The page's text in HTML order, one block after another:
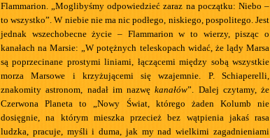
Flammarion. „Moglibyśmy odpowiedzieć zaraz na początku: Niebo –
to wszystko”. W niebie nie ma nic podłego, niskiego, pospolitego. Jest
jednak wszechobecne życie – Flammarion w to wierzy, pisząc o
kanałach na Marsie: „W potężnych teleskopach widać, że lądy Marsa
są poprzecinane prostymi liniami, łączącemi między sobą wszystkie
morza Marsowe i krzyżującemi się wzajemnie. P. Schiaperelli,
znakomity astronom, nadał im nazwękanałów”. Dalej czytamy, że
Czerwona Planeta to „Nowy Świat, którego żaden Kolumb nie
dosięgnie, na którym mieszka przecież bez wątpienia jakaś rasa
ludzka, pracuje, myśli i duma, jak my nad wielkimi zagadnieniami